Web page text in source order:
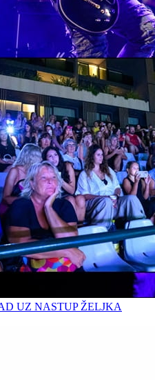
UZ NASTUP ŽELJKA